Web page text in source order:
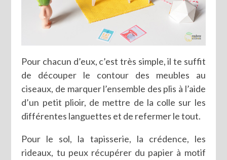
Pour chacun d’eux, c’est très simple, il te suffit
de découper le contour des meubles au
ciseaux, de marquer l’ensemble des plis à l’aide
d’un petit plioir, de mettre de la colle sur les
différentes languettes et de refermer le tout.
Pour le sol, la tapisserie, la crédence, les
rideaux, tu peux récupérer du papier à motif